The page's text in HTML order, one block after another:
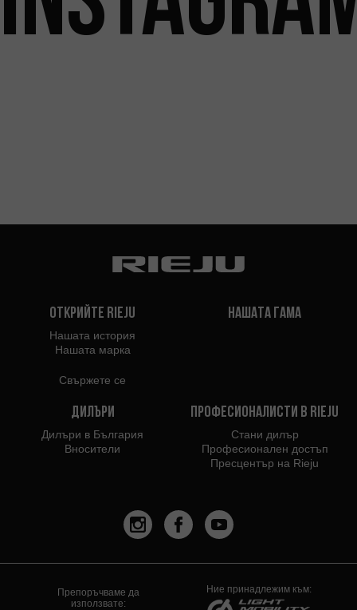
Открийте Rieju
Нашата история
Нашата марка
Свържете се
Нашата гама
Дилъри
Дилъри в България
Вносители
Професионалисти в Rieju
Стани дилър
Професионален достъп
Пресцентър на Rieju
Препоръчваме да
използвате:
Ние принадлежим към: